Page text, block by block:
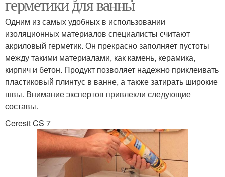
Одним из самых удобных в использовании
изоляционных материалов специалисты считают
акриловый герметик. Он прекрасно заполняет пустоты
между такими материалами, как камень, керамика,
кирпич и бетон. Продукт позволяет надежно приклеивать
пластиковый плинтус в ванне, а также затирать широкие
швы. Внимание экспертов привлекли следующие
составы.
Ceresit CS 7